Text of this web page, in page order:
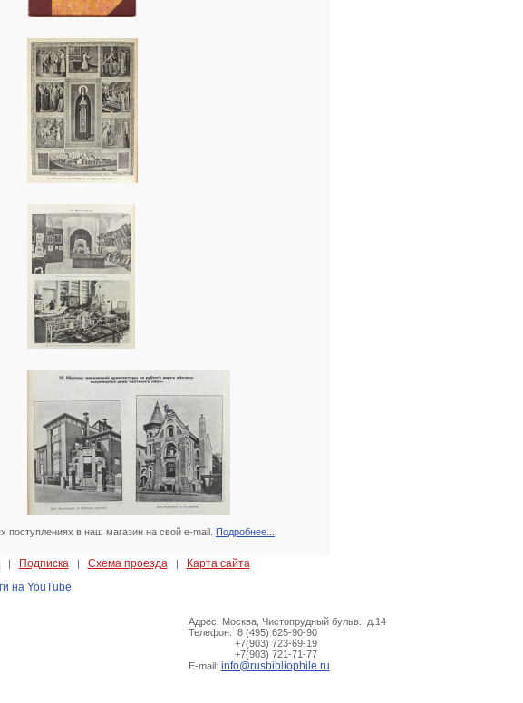
в наш магазин на свой e-mail. Подробнее...
| Подписка | Схема проезда |
Карта сайта
на YouTube
Адрес: Москва, Чистопрудный бульв., д.14
Телефон: 8 (495) 625-90-90
+7(903) 723-69-19
+7(903) 721-71-77
E-mail: info@rusbibliophile.ru